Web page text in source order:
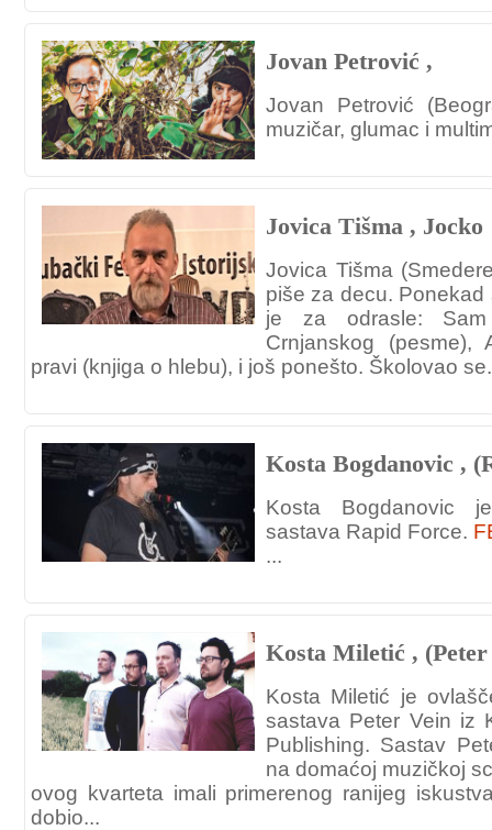
Jovan Petrović ,
Jovan Petrović
muzičar, glumac i
Jovica Tišma , Jocko
Jovica Tišma
piše za decu.
je za odrasle:
Crnjanskog
pravi (knjiga o hlebu), i još ponešto. Školovao
Kosta Bogdanovic ,
Kosta Bogdanovic
sastava Rapid Force.
...
Kosta Miletić , (Peter
Kosta Miletić je
sastava Peter Vein iz
Publishing. Sastav
na domaćoj muzičkoj
ovog kvarteta imali primerenog ranijeg
dobio...